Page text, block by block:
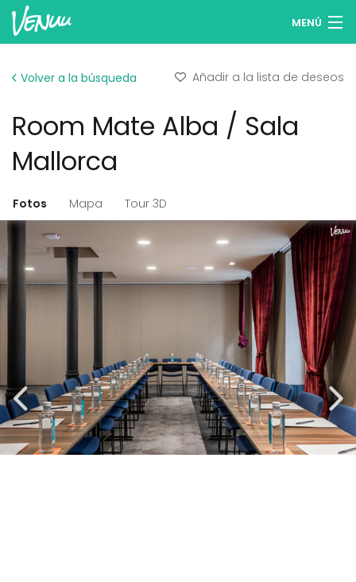
MENÚ
Iniciar sesión
Publicar tu espacio
Volver a la búsqueda Añadir a la lista de deseos
Room Mate Alba / Sala
Mallorca
Fotos Mapa Tour 3D